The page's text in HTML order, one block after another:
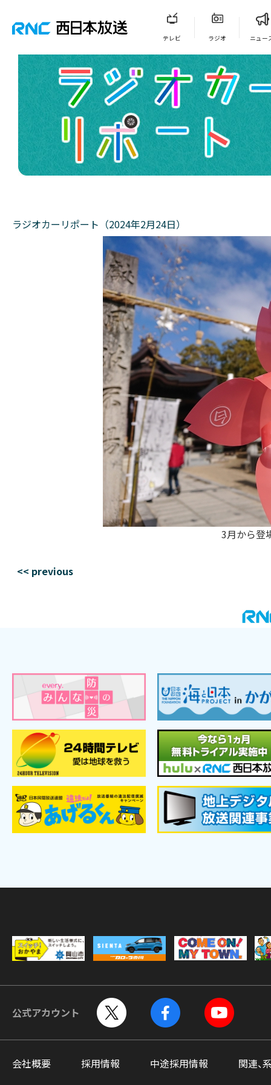
テレビ ラジオ ニュー
ラジオカーリポート（2024年2月24日）
3月から登
<< previous
公式アカウント
会社概要 採用情報 中途採用情報 関連、